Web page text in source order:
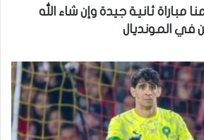
مباراة ثانية جيدة وإن شاء الله
في المونديال